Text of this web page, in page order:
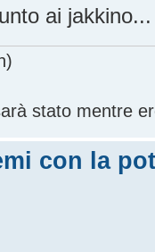
ai
stato mentre
con la